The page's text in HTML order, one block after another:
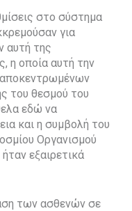
στο σύστημα
για
αυτή της
η οποία αυτή την
του θεσμού του
εδώ να
και η συμβολή του
Οργανισμού
εξαιρετικά
των ασθενών σε